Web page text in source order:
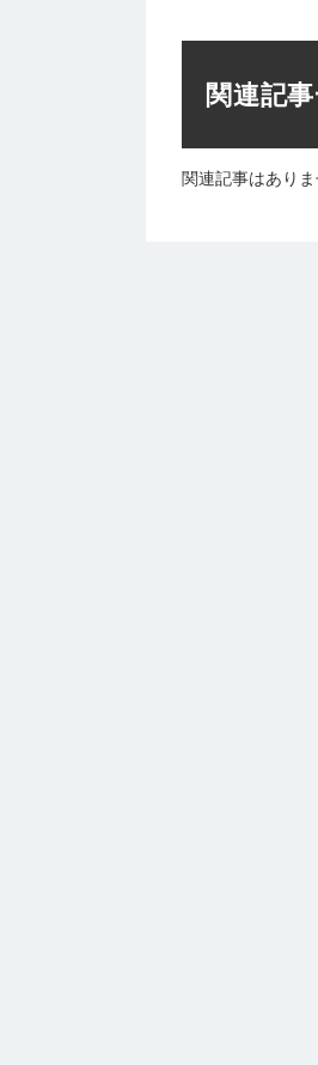
関連記
関連記事はありま